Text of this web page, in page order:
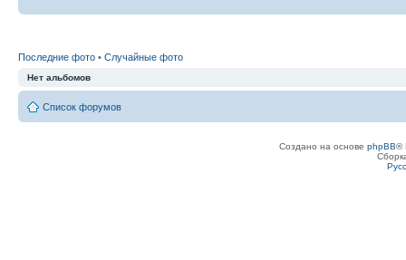
Последние фото • Случайные фото
Нет альбомов
Список форумов
Создано на основе phpBB®